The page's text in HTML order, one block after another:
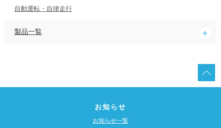
自動運転・自律走行
製品一覧
お知らせ
お知らせ一覧